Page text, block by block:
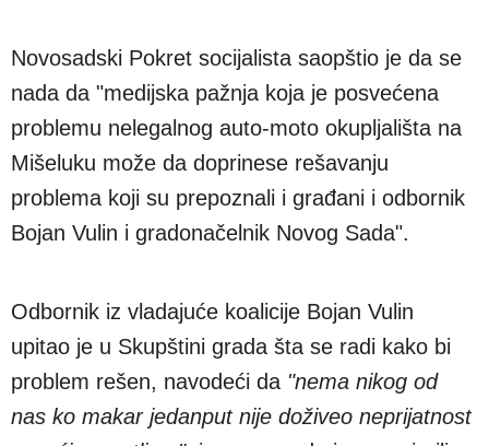
Novosadski Pokret socijalista saopštio je da se
nada da "medijska pažnja koja je posvećena
problemu nelegalnog auto-moto okupljališta na
Mišeluku može da doprinese rešavanju
problema koji su prepoznali i građani i odbornik
Bojan Vulin i gradonačelnik Novog Sada".
Odbornik iz vladajuće koalicije Bojan Vulin
upitao je u Skupštini grada šta se radi kako bi
problem rešen, navodeći da "nema nikog od
nas ko makar jedanput nije doživeo neprijatnost